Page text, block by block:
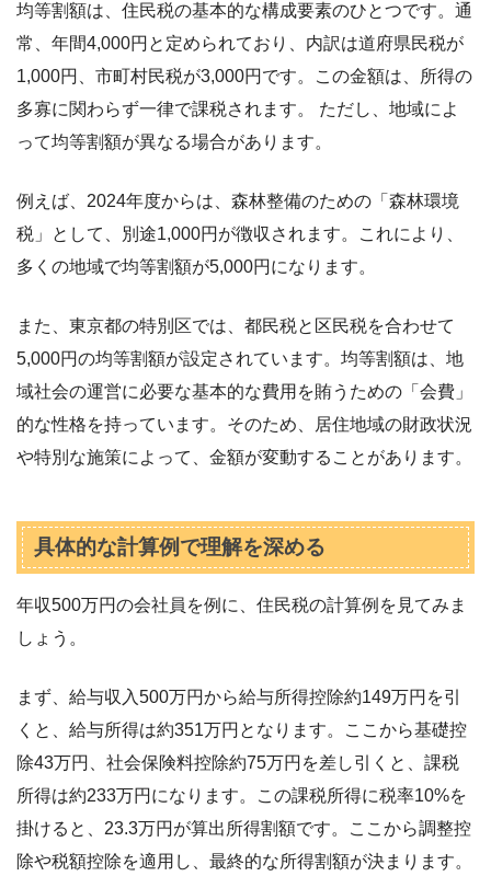
均等割額は、住民税の基本的な構成要素のひとつです。通
常、年間4,000円と定められており、内訳は道府県民税が
1,000円、市町村民税が3,000円です。この金額は、所得の
多寡に関わらず一律で課税されます。 ただし、地域によ
って均等割額が異なる場合があります。
例えば、2024年度からは、森林整備のための「森林環境
税」として、別途1,000円が徴収されます。これにより、
多くの地域で均等割額が5,000円になります。
また、東京都の特別区では、都民税と区民税を合わせて
5,000円の均等割額が設定されています。均等割額は、地
域社会の運営に必要な基本的な費用を賄うための「会費」
的な性格を持っています。そのため、居住地域の財政状況
や特別な施策によって、金額が変動することがあります。
具体的な計算例で理解を深める
年収500万円の会社員を例に、住民税の計算例を見てみま
しょう。
まず、給与収入500万円から給与所得控除約149万円を引
くと、給与所得は約351万円となります。ここから基礎控
除43万円、社会保険料控除約75万円を差し引くと、課税
所得は約233万円になります。この課税所得に税率10%を
掛けると、23.3万円が算出所得割額です。ここから調整控
除や税額控除を適用し、最終的な所得割額が決まります。